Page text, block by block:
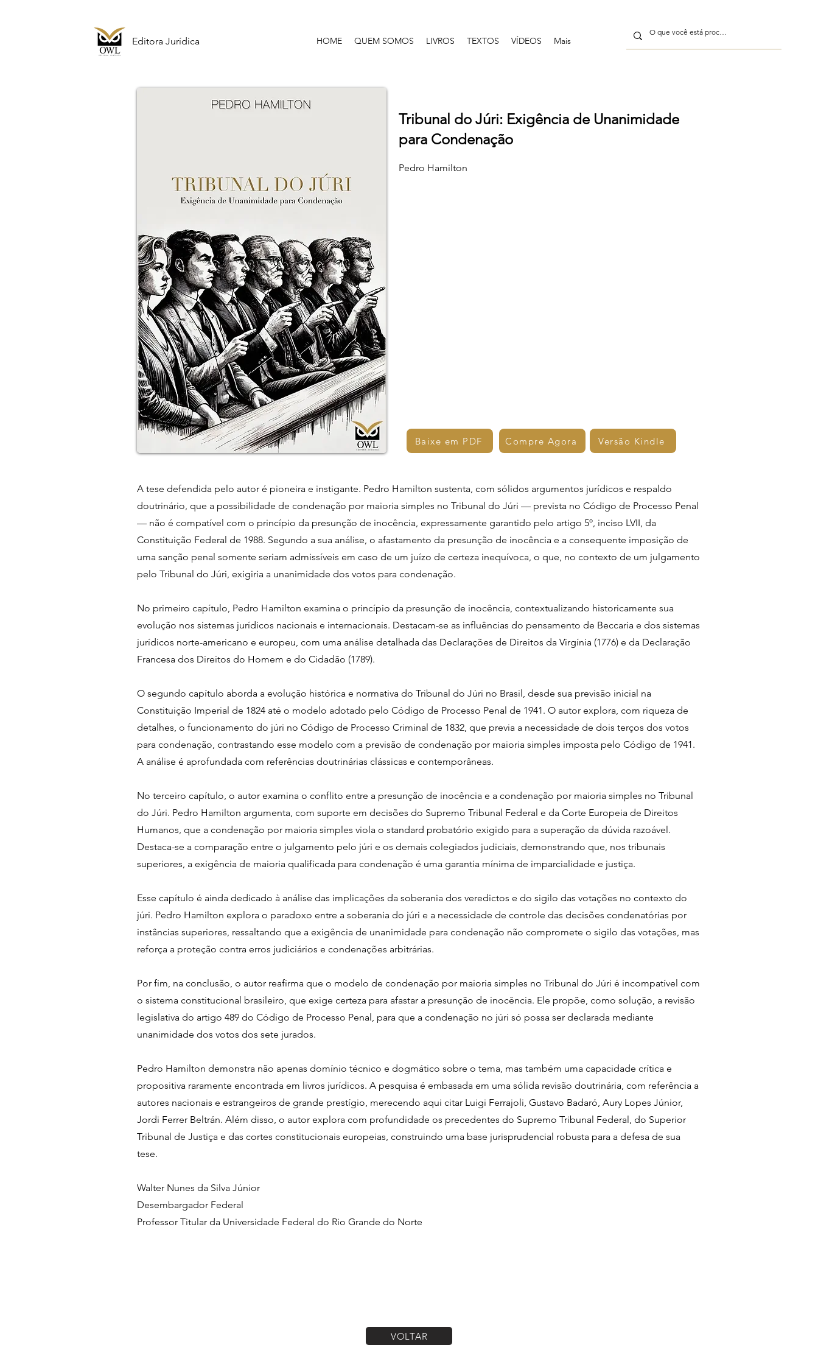
Editora Jurídica HOME QUEM SOMOS LIVROS TEXTOS VÍDEOS Mais
Tribunal do Júri: Exigência de Unanimidade
para Condenação
Pedro Hamilton
Baixe em PDF Compre Agora Versão Kindle
A tese defendida pelo autor é pioneira e instigante. Pedro Hamilton sustenta, com sólidos argumentos jurídicos e respaldo
doutrinário, que a possibilidade de condenação por maioria simples no Tribunal do Júri — prevista no Código de Processo Penal
— não é compatível com o princípio da presunção de inocência, expressamente garantido pelo artigo 5º, inciso LVII, da
Constituição Federal de 1988. Segundo a sua análise, o afastamento da presunção de inocência e a consequente imposição de
uma sanção penal somente seriam admissíveis em caso de um juízo de certeza inequívoca, o que, no contexto de um julgamento
pelo Tribunal do Júri, exigiria a unanimidade dos votos para condenação.
No primeiro capítulo, Pedro Hamilton examina o princípio da presunção de inocência, contextualizando historicamente sua
evolução nos sistemas jurídicos nacionais e internacionais. Destacam-se as influências do pensamento de Beccaria e dos sistemas
jurídicos norte-americano e europeu, com uma análise detalhada das Declarações de Direitos da Virgínia (1776) e da Declaração
Francesa dos Direitos do Homem e do Cidadão (1789).
O segundo capítulo aborda a evolução histórica e normativa do Tribunal do Júri no Brasil, desde sua previsão inicial na
Constituição Imperial de 1824 até o modelo adotado pelo Código de Processo Penal de 1941. O autor explora, com riqueza de
detalhes, o funcionamento do júri no Código de Processo Criminal de 1832, que previa a necessidade de dois terços dos votos
para condenação, contrastando esse modelo com a previsão de condenação por maioria simples imposta pelo Código de 1941.
A análise é aprofundada com referências doutrinárias clássicas e contemporâneas.
No terceiro capítulo, o autor examina o conflito entre a presunção de inocência e a condenação por maioria simples no Tribunal
do Júri. Pedro Hamilton argumenta, com suporte em decisões do Supremo Tribunal Federal e da Corte Europeia de Direitos
Humanos, que a condenação por maioria simples viola o standard probatório exigido para a superação da dúvida razoável.
Destaca-se a comparação entre o julgamento pelo júri e os demais colegiados judiciais, demonstrando que, nos tribunais
superiores, a exigência de maioria qualificada para condenação é uma garantia mínima de imparcialidade e justiça.
Esse capítulo é ainda dedicado à análise das implicações da soberania dos veredictos e do sigilo das votações no contexto do
júri. Pedro Hamilton explora o paradoxo entre a soberania do júri e a necessidade de controle das decisões condenatórias por
instâncias superiores, ressaltando que a exigência de unanimidade para condenação não compromete o sigilo das votações, mas
reforça a proteção contra erros judiciários e condenações arbitrárias.
Por fim, na conclusão, o autor reafirma que o modelo de condenação por maioria simples no Tribunal do Júri é incompatível com
o sistema constitucional brasileiro, que exige certeza para afastar a presunção de inocência. Ele propõe, como solução, a revisão
legislativa do artigo 489 do Código de Processo Penal, para que a condenação no júri só possa ser declarada mediante
unanimidade dos votos dos sete jurados.
Pedro Hamilton demonstra não apenas domínio técnico e dogmático sobre o tema, mas também uma capacidade crítica e
propositiva raramente encontrada em livros jurídicos. A pesquisa é embasada em uma sólida revisão doutrinária, com referência a
autores nacionais e estrangeiros de grande prestígio, merecendo aqui citar Luigi Ferrajoli, Gustavo Badaró, Aury Lopes Júnior,
Jordi Ferrer Beltrán. Além disso, o autor explora com profundidade os precedentes do Supremo Tribunal Federal, do Superior
Tribunal de Justiça e das cortes constitucionais europeias, construindo uma base jurisprudencial robusta para a defesa de sua
tese.
Walter Nunes da Silva Júnior
Desembargador Federal
Professor Titular da Universidade Federal do Rio Grande do Norte
VOLTAR